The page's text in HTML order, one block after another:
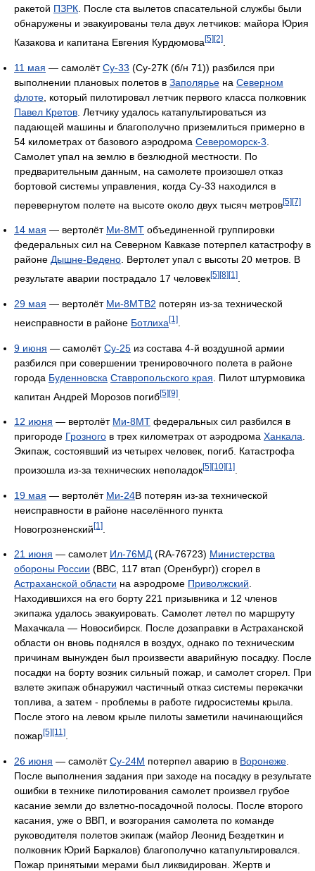
ракетой ПЗРК . После ста вылетов спасательной службы были
обнаружены и эвакуированы тела двух летчиков: майора Юрия
Казакова и капитана Евгения Курдюмова[5][2]
11 мая — самолётСу-33 (Су-27К (б/н 71)) разбился при
выполнении плановых полетов в Заполярье на Северном
флоте , который пилотировал летчик первого класса полковник
Павел Кретов . Летчику удалось катапультироваться из
падающей машины и благополучно приземлиться примерно в
54 километрах от базового аэродрома Североморск-3
Самолет упал на землю в безлюдной местности. По
предварительным данным, на самолете произошел отказ
бортовой системы управления, когда Су-33 находился в
перевернутом полете на высоте около двух тысяч метров[5][7]
14 мая — вертолёт Ми-8МТ объединенной группировки
федеральных сил на Северном Кавказе потерпел катастрофу в
районе Дышне-Ведено . Вертолет упал с высоты 20 метров. В
результате аварии пострадало 17 человек[5] [8] [1]
29 мая — вертолёт Ми-8МТВ2 потерян из-за технической
неисправности в районе Ботлиха[1]
9 июня — самолётСу-25 из состава 4-й воздушной армии
разбился при совершении тренировочного полета в районе
города Буденновска Ставропольского края . Пилот штурмовика
капитан Андрей Морозов погиб[5][9]
12 июня — вертолёт Ми-8МТ федеральных сил разбился в
пригороде Грозного в трех километрах от аэродрома Ханкала
Экипаж, состоявший из четырех человек, погиб. Катастрофа
произошла из-за технических неполадок[5] [10] [1]
19 мая — вертолёт Ми-24В потерян из-за технической
неисправности в районе населённого пункта
Новогрозненский[1]
21 июня — самолет Ил-76МД(RA-76723) Министерства
обороны России (ВВС, 117 втап (Оренбург)) сгорел в
Астраханской области на аэродроме Приволжский.
Находившихся на его борту 221 призывника и 12 членов
экипажа удалось эвакуировать. Самолет летел по маршруту
Махачкала — Новосибирск. После дозаправки в Астраханской
области он вновь поднялся в воздух, однако по техническим
причинам вынужден был произвести аварийную посадку. После
посадки на борту возник сильный пожар, и самолет сгорел. При
взлете экипаж обнаружил частичный отказ системы перекачки
топлива, а затем - проблемы в работе гидросистемы крыла.
После этого на левом крыле пилоты заметили начинающийся
пожар[5] [11]
26 июня — самолётСу-24М потерпел аварию в Воронеже
После выполнения задания при заходе на посадку в результате
ошибки в технике пилотирования самолет произвел грубое
касание земли до взлетно-посадочной полосы. После второго
касания, уже о ВВП, и возгорания самолета по команде
руководителя полетов экипаж (майор Леонид Бездеткин и
полковник Юрий Баркалов) благополучно катапультировался.
Пожар принятыми мерами был ликвидирован. Жертв и